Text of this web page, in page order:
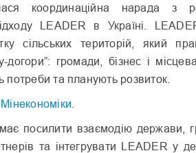
координаційна нарада з
LEADER в Україні.
сільських територій, який
догори”: громади, бізнес і
потреби та планують розвиток.
Мінекономіки
посилити взаємодію держави,
та інтегрувати LEADER у